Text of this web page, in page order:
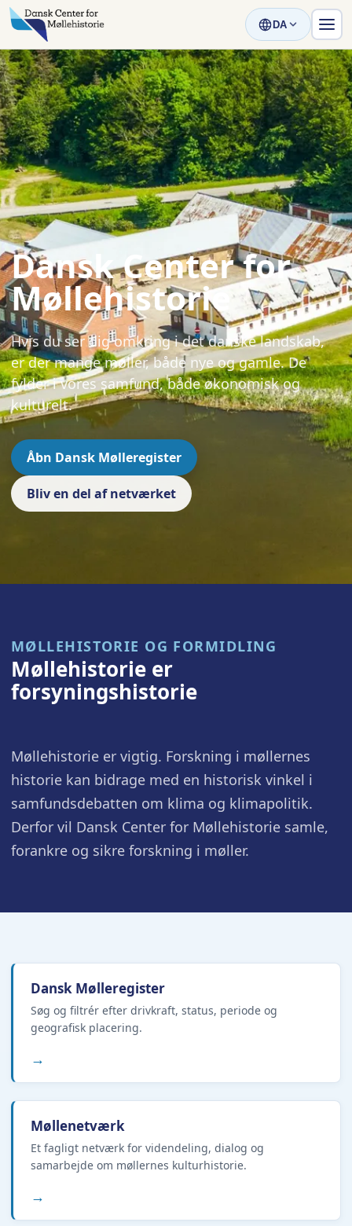
DA
Dansk Center for
Møllehistorie
Hvis du ser dig omkring i det danske landskab,
er der mange møller, både nye og gamle. De
fylder i vores samfund, både økonomisk og
kulturelt.
Åbn Dansk Mølleregister
Bliv en del af netværket
MØLLEHISTORIE OG FORMIDLING
Møllehistorie er
forsyningshistorie
Møllehistorie er vigtig. Forskning i møllernes
historie kan bidrage med en historisk vinkel i
samfundsdebatten om klima og klimapolitik.
Derfor vil Dansk Center for Møllehistorie samle,
forankre og sikre forskning i møller.
Dansk Mølleregister
Søg og filtrér efter drivkraft, status, periode og
geografisk placering.
→
Møllenetværk
Et fagligt netværk for videndeling, dialog og
samarbejde om møllernes kulturhistorie.
→